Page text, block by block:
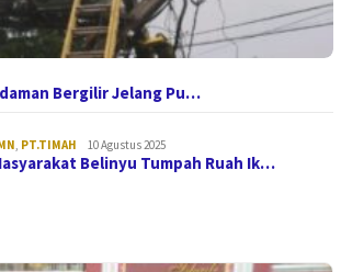
Bergilir Jelang Pu…
PT.TIMAH 10 Agustus 2025
Belinyu Tumpah Ruah Ik…